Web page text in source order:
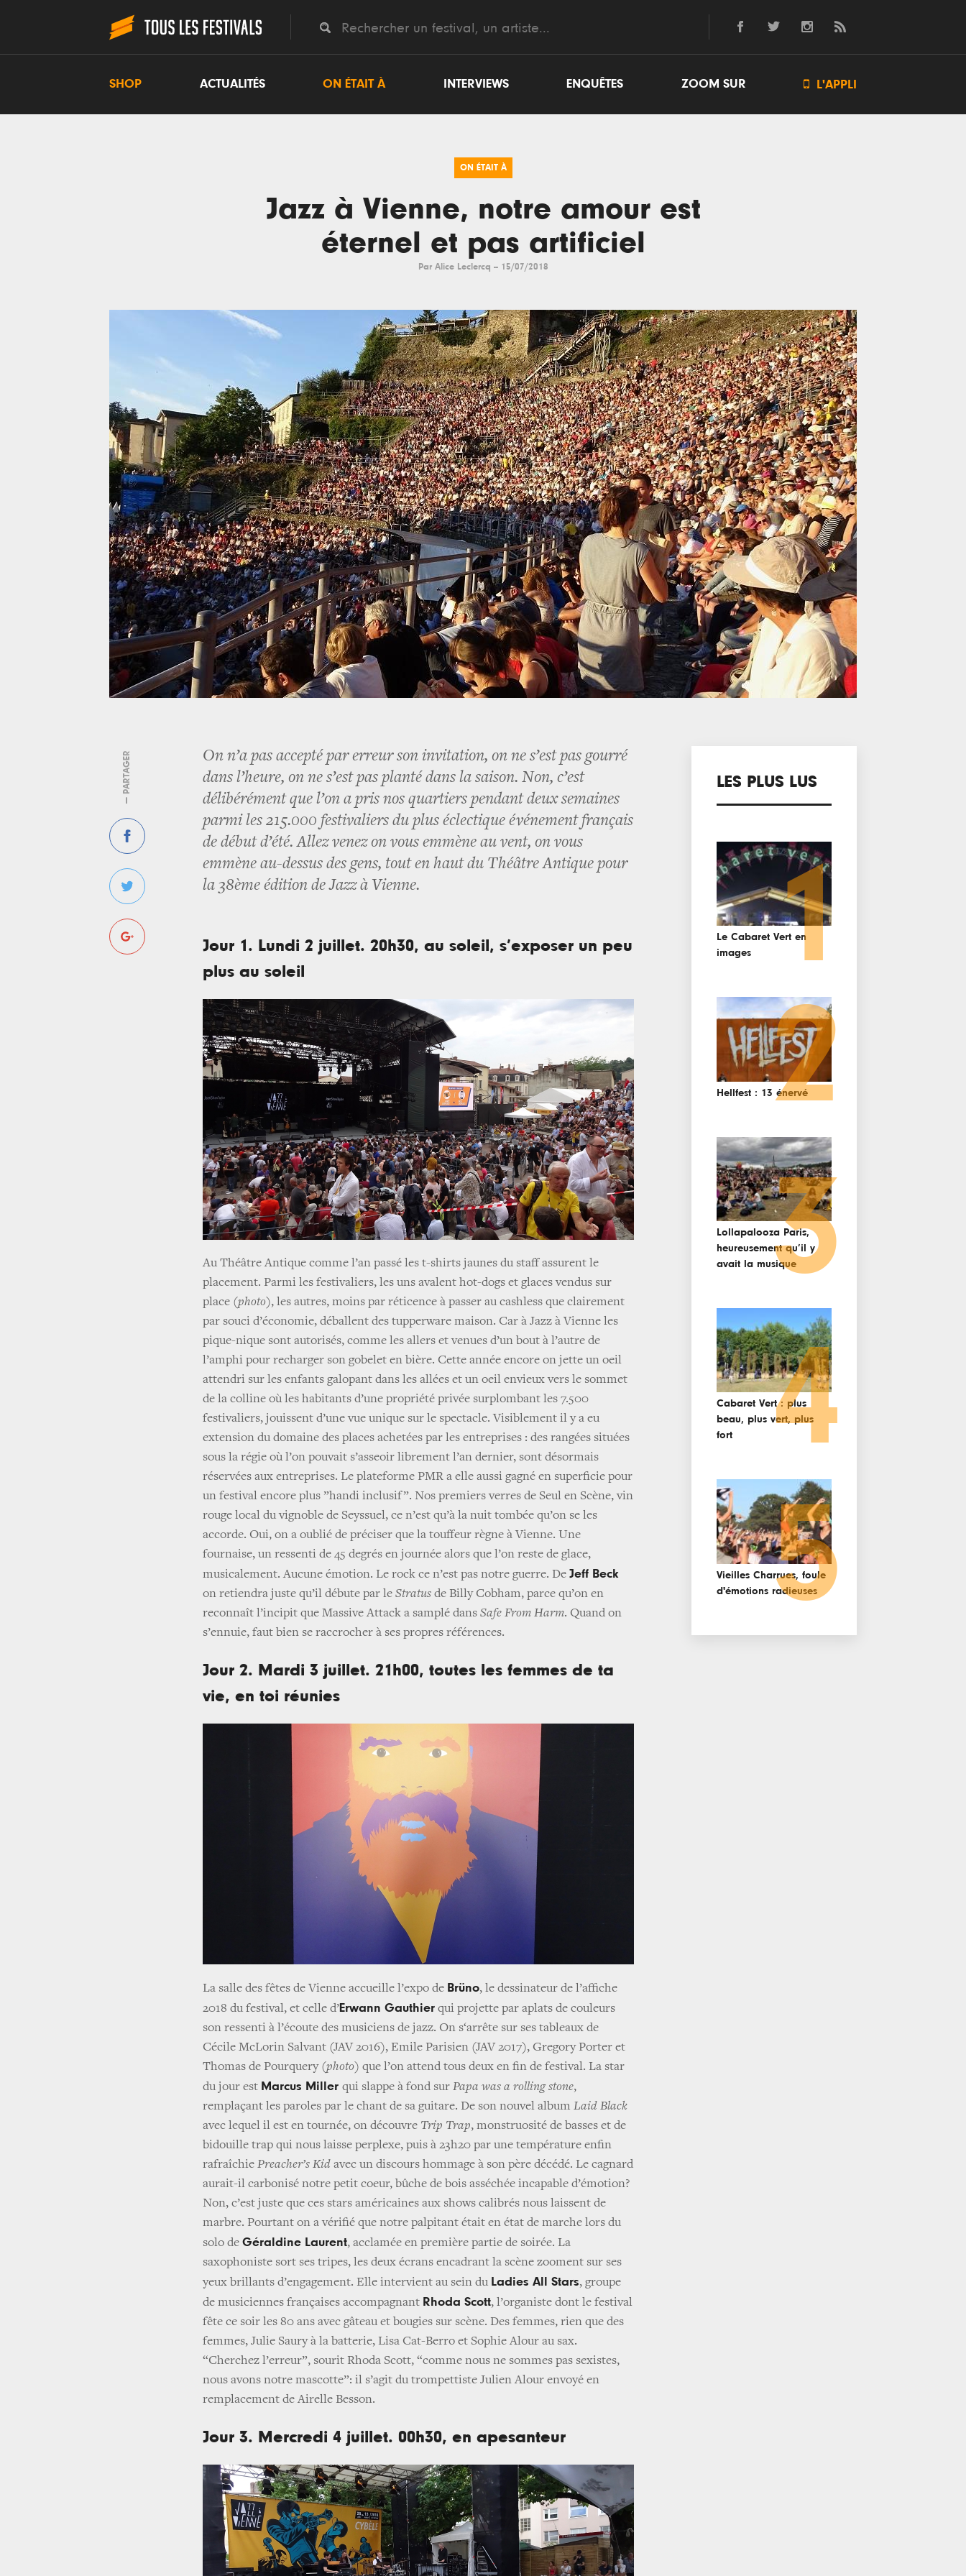
SHOP ACTUALITÉS ON ÉTAIT À INTERVIEWS ENQUÊTES ZOOM SUR  L'APPLI
ON ÉTAIT À
Jazz à Vienne, notre amour est
éternel et pas artificiel
Par Alice Leclercq -- 15/07/2018
— PARTAGER
On n’a pas accepté par erreur son invitation, on ne s’est pas gourré
dans l’heure, on ne s’est pas planté dans la saison. Non, c’est
délibérément que l’on a pris nos quartiers pendant deux semaines
parmi les 215.000 festivaliers du plus éclectique événement français
de début d’été. Allez venez on vous emmène au vent, on vous
emmène au-dessus des gens, tout en haut du Théâtre Antique pour
la 38ème édition de Jazz à Vienne.
Jour 1. Lundi 2 juillet. 20h30, au soleil, s’exposer un peu
plus au soleil
Au Théâtre Antique comme l’an passé les t-shirts jaunes du staff assurent le
placement. Parmi les festivaliers, les uns avalent hot-dogs et glaces vendus sur
place (photo), les autres, moins par réticence à passer au cashless que clairement
par souci d’économie, déballent des tupperware maison. Car à Jazz à Vienne les
pique-nique sont autorisés, comme les allers et venues d’un bout à l’autre de
l’amphi pour recharger son gobelet en bière. Cette année encore on jette un oeil
attendri sur les enfants galopant dans les allées et un oeil envieux vers le sommet
de la colline où les habitants d’une propriété privée surplombant les 7.500
festivaliers, jouissent d’une vue unique sur le spectacle. Visiblement il y a eu
extension du domaine des places achetées par les entreprises : des rangées situées
sous la régie où l’on pouvait s’asseoir librement l’an dernier, sont désormais
réservées aux entreprises. Le plateforme PMR a elle aussi gagné en superficie pour
un festival encore plus ”handi inclusif”. Nos premiers verres de Seul en Scène, vin
rouge local du vignoble de Seyssuel, ce n’est qu’à la nuit tombée qu’on se les
accorde. Oui, on a oublié de préciser que la touffeur règne à Vienne. Une
fournaise, un ressenti de 45 degrés en journée alors que l’on reste de glace,
musicalement. Aucune émotion. Le rock ce n’est pas notre guerre. De Jeff Beck
on retiendra juste qu’il débute par le Stratus de Billy Cobham, parce qu’on en
reconnaît l’incipit que Massive Attack a samplé dans Safe From Harm. Quand on
s’ennuie, faut bien se raccrocher à ses propres références.
Jour 2. Mardi 3 juillet. 21h00, toutes les femmes de ta
vie, en toi réunies
La salle des fêtes de Vienne accueille l’expo de Brüno, le dessinateur de l’affiche
2018 du festival, et celle d’Erwann Gauthier qui projette par aplats de couleurs
son ressenti à l’écoute des musiciens de jazz. On s‘arrête sur ses tableaux de
Cécile McLorin Salvant (JAV 2016), Emile Parisien (JAV 2017), Gregory Porter et
Thomas de Pourquery (photo) que l’on attend tous deux en fin de festival. La star
du jour est Marcus Miller qui slappe à fond sur Papa was a rolling stone,
remplaçant les paroles par le chant de sa guitare. De son nouvel album Laid Black
avec lequel il est en tournée, on découvre Trip Trap, monstruosité de basses et de
bidouille trap qui nous laisse perplexe, puis à 23h20 par une température enfin
rafraîchie Preacher’s Kid avec un discours hommage à son père décédé. Le cagnard
aurait-il carbonisé notre petit coeur, bûche de bois asséchée incapable d’émotion?
Non, c’est juste que ces stars américaines aux shows calibrés nous laissent de
marbre. Pourtant on a vérifié que notre palpitant était en état de marche lors du
solo de Géraldine Laurent, acclamée en première partie de soirée. La
saxophoniste sort ses tripes, les deux écrans encadrant la scène zooment sur ses
yeux brillants d’engagement. Elle intervient au sein du Ladies All Stars, groupe
de musiciennes françaises accompagnant Rhoda Scott, l’organiste dont le festival
fête ce soir les 80 ans avec gâteau et bougies sur scène. Des femmes, rien que des
femmes, Julie Saury à la batterie, Lisa Cat-Berro et Sophie Alour au sax.
“Cherchez l’erreur”, sourit Rhoda Scott, “comme nous ne sommes pas sexistes,
nous avons notre mascotte”: il s’agit du trompettiste Julien Alour envoyé en
remplacement de Airelle Besson.
Jour 3. Mercredi 4 juillet. 00h30, en apesanteur
LES PLUS LUS
Le Cabaret Vert en
images
1
Hellfest : 13 énervé
2
Lollapalooza Paris,
heureusement qu’il y
avait la musique3
Cabaret Vert : plus
beau, plus vert, plus
fort
4
Vieilles Charrues, foule
d'émotions radieuses
5